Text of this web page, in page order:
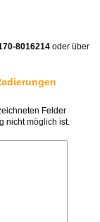
8016214 oder über
Felder
nicht möglich ist.